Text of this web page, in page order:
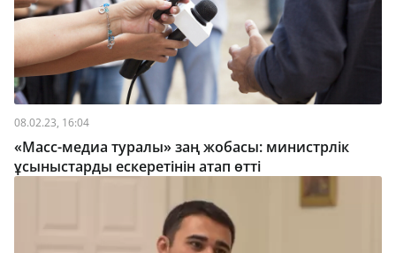
08.02.23, 16:04
«Масс-медиа туралы» заң жобасы: министрлік
ұсыныстарды ескеретінін атап өтті